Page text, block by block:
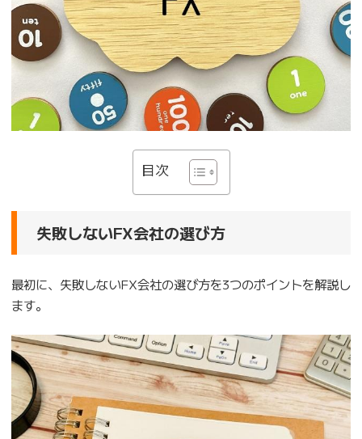
目次
失敗しないFX会社の選び方
最初に、失敗しないFX会社の選び方を3つのポイントを解説し
ます。